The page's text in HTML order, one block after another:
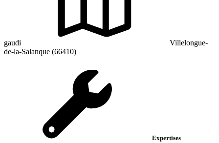
gaudi
Villelongue-
de-la-Salanque (66410)
Expertises